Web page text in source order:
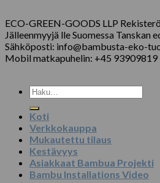
ECO-GREEN-GOODS LLP
Jälleenmyyjä lle Suomessa Tanskan
Sähköposti: info@bambusta-eko-
Mobil matkapuhelin: +45 93909819
Etsi:
Koti
Verkkokauppa
Mukautettu tilaus
Kestävyys
Asiakkaat Bambua Projekti
Bambu Installations Video